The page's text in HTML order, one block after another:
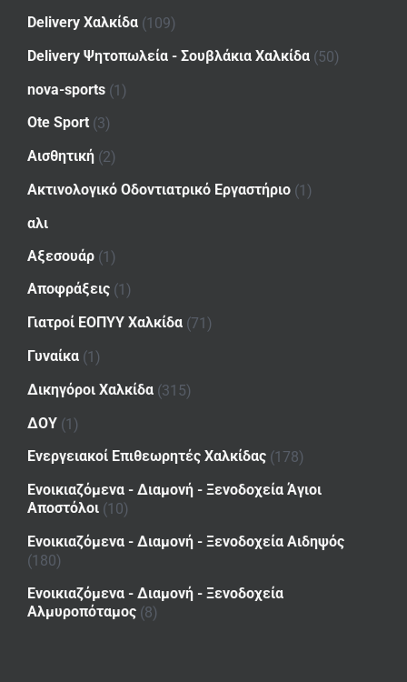
Delivery Χαλκίδα (109)
Delivery Ψητοπωλεία - Σουβλάκια Χαλκίδα (50)
nova-sports (1)
Ote Sport (3)
Αισθητική (2)
Ακτινολογικό Οδοντιατρικό Εργαστήριο (1)
αλι
Αξεσουάρ (1)
Αποφράξεις (1)
Γιατροί ΕΟΠΥΥ Χαλκίδα (71)
Γυναίκα (1)
Δικηγόροι Χαλκίδα (315)
ΔΟΥ (1)
Ενεργειακοί Επιθεωρητές Χαλκίδας (178)
Ενοικιαζόμενα - Διαμονή - Ξενοδοχεία Άγιοι
Αποστόλοι (10)
Ενοικιαζόμενα - Διαμονή - Ξενοδοχεία Αιδηψός
(180)
Ενοικιαζόμενα - Διαμονή - Ξενοδοχεία
Αλμυροπόταμος (8)